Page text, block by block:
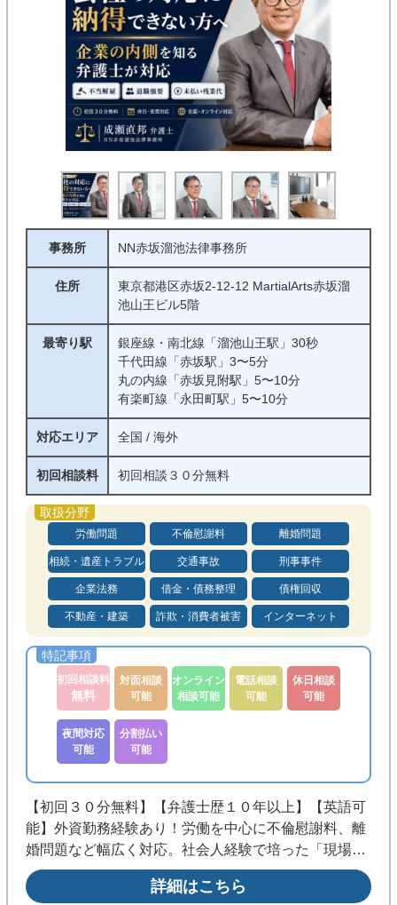
事務所 NN赤坂溜池法律事務所
住所
東京都港区赤坂2-12-12 MartialArts赤坂溜
池山王ビル5階
最寄り駅
銀座線・南北線「溜池山王駅」30秒
千代田線「赤坂駅」3〜5分
丸の内線「赤坂見附駅」5〜10分
有楽町線「永田町駅」5〜10分
対応エリア 全国 / 海外
初回相談料 初回相談３０分無料
労働問題 不倫慰謝料 離婚問題
相続・遺産トラブル 交通事故 刑事事件
企業法務 借金・債務整理 債権回収
不動産・建築 詐欺・消費者被害 インターネット
初回相談料
無料
対面相談
可能
オンライン
相談可能
電話相談
可能
休日相談
可能
夜間対応
可能
分割払い
可能
【初回３０分無料】【弁護士歴１０年以上】【英語可
能】外資勤務経験あり！労働を中心に不倫慰謝料、離
婚問題など幅広く対応。社会人経験で培った「現場感
覚」と「スピーディーな対応」が強み！粘り強く戦い
抜く弁護士を理想としています。◎休日夜間対応◎溜
詳細はこちら